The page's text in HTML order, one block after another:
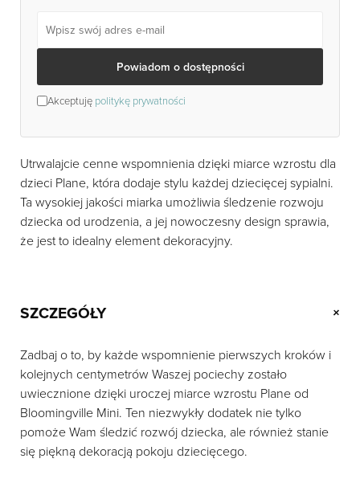
Powiadom o dostępności
Akceptuję politykę prywatności
Utrwalajcie cenne wspomnienia dzięki miarce wzrostu dla
dzieci Plane, która dodaje stylu każdej dziecięcej sypialni.
Ta wysokiej jakości miarka umożliwia śledzenie rozwoju
dziecka od urodzenia, a jej nowoczesny design sprawia,
że jest to idealny element dekoracyjny.
SZCZEGÓŁY +
Zadbaj o to, by każde wspomnienie pierwszych kroków i
kolejnych centymetrów Waszej pociechy zostało
uwiecznione dzięki uroczej miarce wzrostu Plane od
Bloomingville Mini. Ten niezwykły dodatek nie tylko
pomoże Wam śledzić rozwój dziecka, ale również stanie
się piękną dekoracją pokoju dziecięcego.